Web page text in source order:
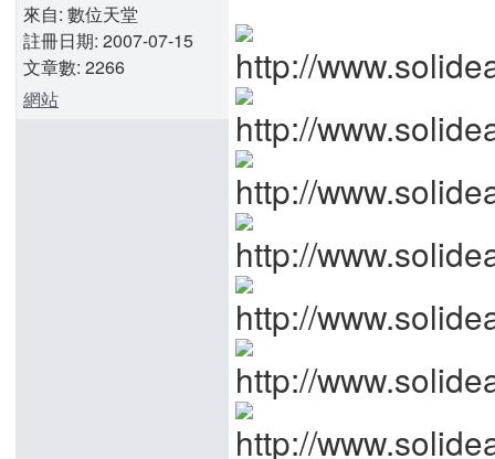
來自: 數位天堂
註冊日期: 2007-07-15
文章數: 2266
網站